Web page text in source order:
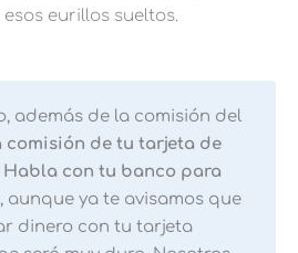
eurillos sueltos.
además de la comisión del
comisión de tu tarjeta de
con tu banco para
aunque ya te avisamos que
dinero con tu tarjeta